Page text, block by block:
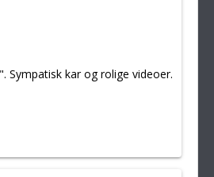
kar og rolige videoer.